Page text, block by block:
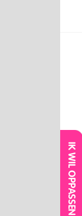
IK WIL OPPASSEN